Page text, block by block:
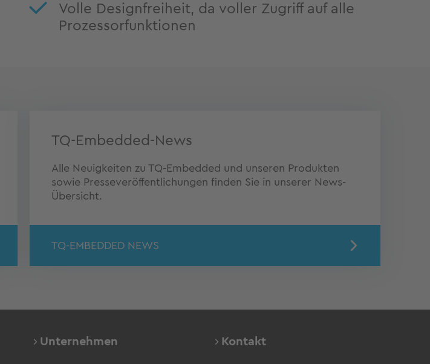
Volle Designfreiheit, da voller Zugriff auf alle
Prozessorfunktionen
TQ-Embedded-News
Alle Neuigkeiten zu TQ-Embedded und unseren Produkten
sowie Presseveröffentlichungen finden Sie in unserer News-
Übersicht.
TQ-EMBEDDED NEWS
Unternehmen Kontakt